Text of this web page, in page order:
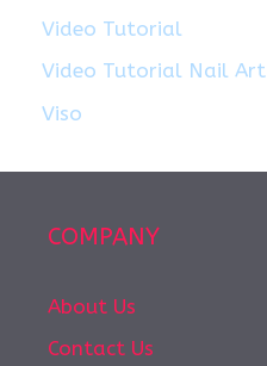
Video Tutorial
Video Tutorial Nail Art
Viso
COMPANY
About Us
Contact Us